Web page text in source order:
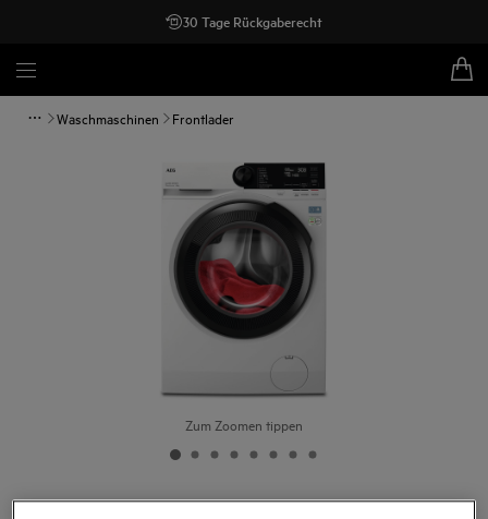
30 Tage Rückgaberecht
Waschmaschinen Frontlader
Zum Zoomen tippen